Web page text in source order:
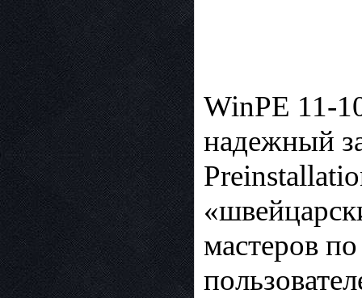
WinPE 11-
надежный
мастеров